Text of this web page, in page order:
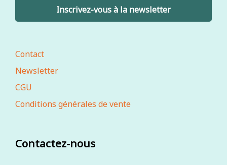
Inscrivez-vous à la newsletter
Contact
Newsletter
CGU
Conditions générales de vente
Contactez-nous